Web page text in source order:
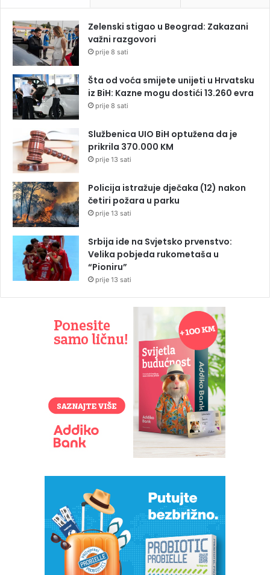
Zelenski stigao u Beograd: Zakazani
važni razgovori
prije 8 sati
Šta od voća smijete unijeti u Hrvatsku
iz BiH: Kazne mogu dostići 13.260 evra
prije 8 sati
Službenica UIO BiH optužena da je
prikrila 370.000 KM
prije 13 sati
Policija istražuje dječaka (12) nakon
četiri požara u parku
prije 13 sati
Srbija ide na Svjetsko prvenstvo:
Velika pobjeda rukometaša u
“Pioniru”
prije 13 sati